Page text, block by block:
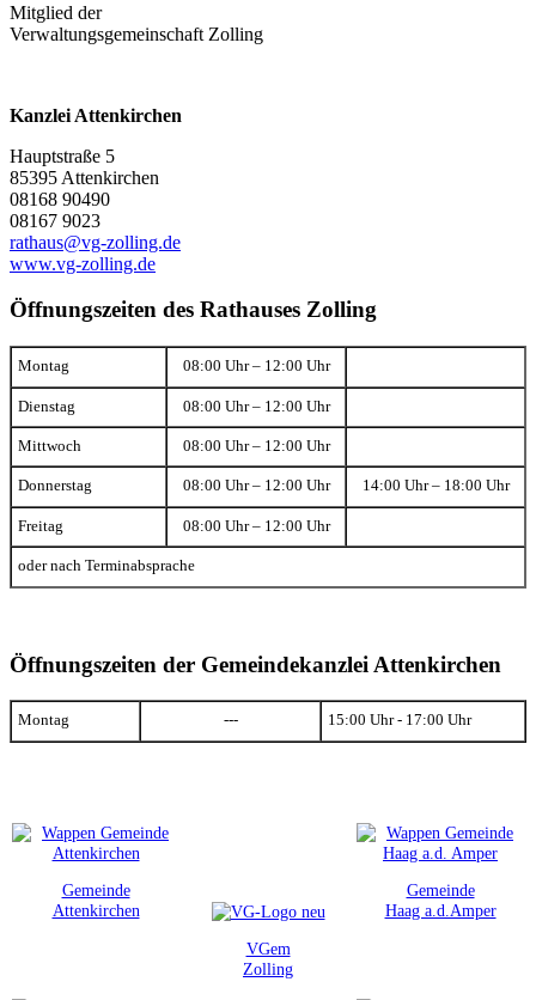
Mitglied der
Verwaltungsgemeinschaft Zolling
Kanzlei Attenkirchen
Hauptstraße 5
85395 Attenkirchen
08168 90490
08167 9023
rathaus@vg-zolling.de
www.vg-zolling.de
Öffnungszeiten des Rathauses Zolling
Montag 08:00 Uhr – 12:00 Uhr
Dienstag 08:00 Uhr – 12:00 Uhr
Mittwoch 08:00 Uhr – 12:00 Uhr
Donnerstag 08:00 Uhr – 12:00 Uhr 14:00 Uhr – 18:00 Uhr
Freitag 08:00 Uhr – 12:00 Uhr
oder nach Terminabsprache
Öffnungszeiten der Gemeindekanzlei Attenkirchen
Montag --- 15:00 Uhr - 17:00 Uhr
Gemeinde
Attenkirchen
VGem
Zolling
Gemeinde
Haag a.d.Amper